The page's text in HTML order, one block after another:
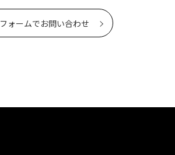
フォームでお問い合わせ